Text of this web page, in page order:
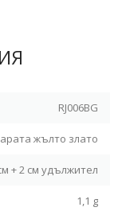
RJ006BG
жълто злато
+ 2 см удължител
1,1 g